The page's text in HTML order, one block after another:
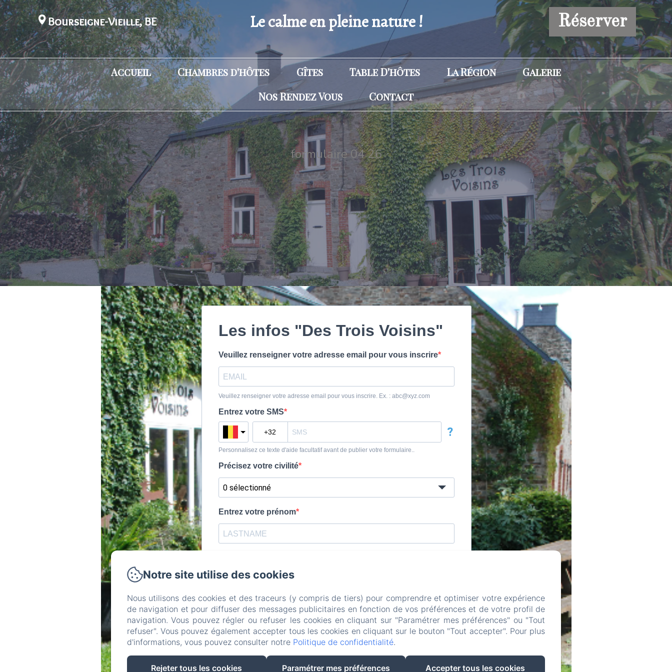
Bourseigne-Vieille, BE Le calme en pleine nature ! Réserver
Accueil Chambres d'hôtes Gîtes Table D'hôtes La Région
Galerie
Nos Rendez Vous
Contact
formulaire 04 26
Notre site utilise des cookies
Nous utilisons des cookies et des traceurs (y compris de tiers) pour comprendre et optimiser votre expérience
de navigation et pour diffuser des messages publicitaires en fonction de vos préférences et de votre profil de
navigation. Vous pouvez régler ou refuser les cookies en cliquant sur "Paramétrer mes préférences" ou "Tout
refuser". Vous pouvez également accepter tous les cookies en cliquant sur le bouton "Tout accepter". Pour plus
d'informations, vous pouvez consulter notre Politique de confidentialité.
Rejeter tous les cookies Paramétrer mes préférences Accepter tous les cookies